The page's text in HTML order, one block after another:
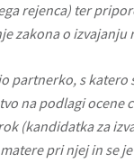
rejenca) ter
zakona o izvajanju
partnerko, s
na podlagi ocene
(kandidatka za
pri njej in se